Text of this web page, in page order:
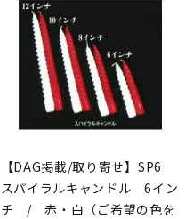
【DAG掲載/取り寄せ】SP6
スパイラルキャンドル 6イン
チ / 赤・白（ご希望の色を